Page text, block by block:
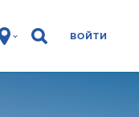
ВОЙТИ